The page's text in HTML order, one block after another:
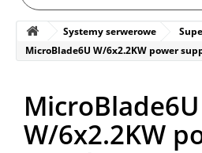
Systemy serwerowe
MicroBlade6U W/6x2.2KW power
MicroBlade6U
W/6x2.2KW